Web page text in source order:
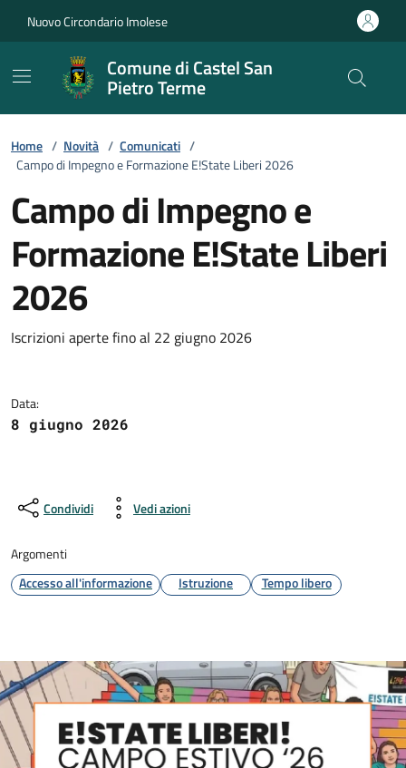
Nuovo Circondario Imolese
Comune di Castel San
Pietro Terme
Home / Novità / Comunicati /
Campo di Impegno e Formazione E!State Liberi 2026
Campo di Impegno e
Formazione E!State Liberi
2026
Dettagli della notizia
Iscrizioni aperte fino al 22 giugno 2026
Data:
8 giugno 2026
Condividi Vedi azioni
Argomenti
Accesso all'informazione
Istruzione Tempo libero